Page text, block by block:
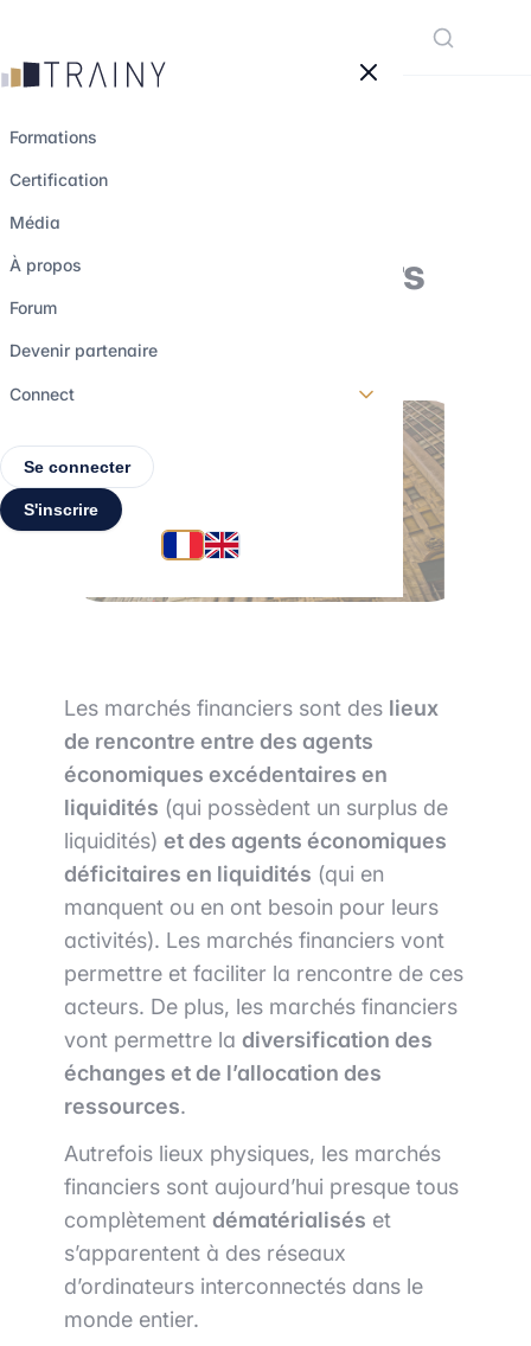
Formations
Certification
Média
À propos
Forum
Devenir partenaire
Connect
Se connecter
S'inscrire
marchés financiers
30 mai 2023
Les marchés financiers sont des lieux
de rencontre entre des agents
économiques excédentaires en
liquidités (qui possèdent un surplus de
liquidités) et des agents économiques
déficitaires en liquidités (qui en
manquent ou en ont besoin pour leurs
activités). Les marchés financiers vont
permettre et faciliter la rencontre de ces
acteurs. De plus, les marchés financiers
vont permettre la diversification des
échanges et de l’allocation des
ressources.
Autrefois lieux physiques, les marchés
financiers sont aujourd’hui presque tous
complètement dématérialisés et
s’apparentent à des réseaux
d’ordinateurs interconnectés dans le
monde entier.